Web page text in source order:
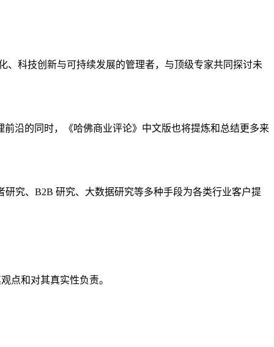
、科技创新与可持续发展的管理者，与顶级专家共同探讨未
沿的同时，《哈佛商业评论》中文版也将提炼和总结更多来
究、B2B 研究、大数据研究等多种手段为各类行业客户提
点和对其真实性负责。